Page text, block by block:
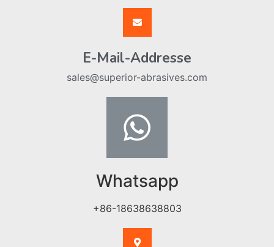
E-Mail-Addresse
sales@superior-abrasives.com
Whatsapp
+86-18638638803